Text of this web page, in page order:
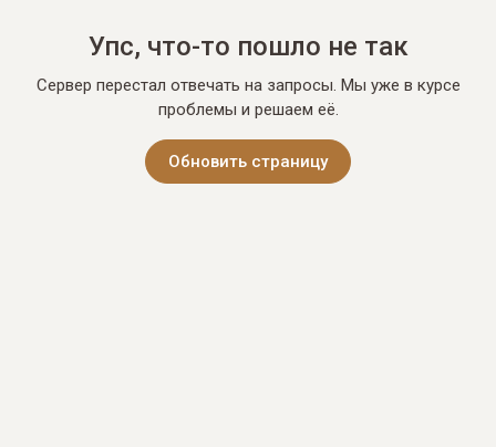
Упс, что-то пошло не так
Сервер перестал отвечать на запросы. Мы уже в курсе
проблемы и решаем её.
Обновить страницу